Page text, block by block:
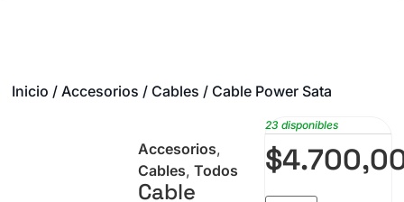
Inicio /Accesorios / Cables / Cable Power Sata
Accesorios,
Cables, Todos
Cable
23 disponibles
$